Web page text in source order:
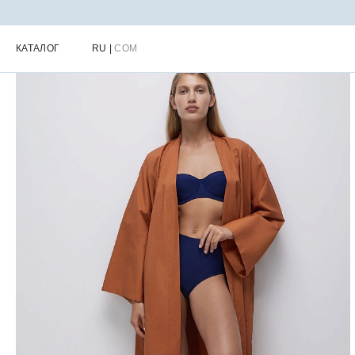
КАТАЛОГ RU |COM